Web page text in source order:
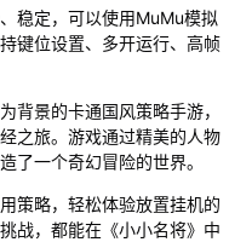
稳定，可以使用MuMu模拟
键位设置、多开运行、高帧
背景的卡通国风策略手游，
之旅。游戏通过精美的人物
了一个奇幻冒险的世界。
策略，轻松体验放置挂机的
战，都能在《小小名将》中